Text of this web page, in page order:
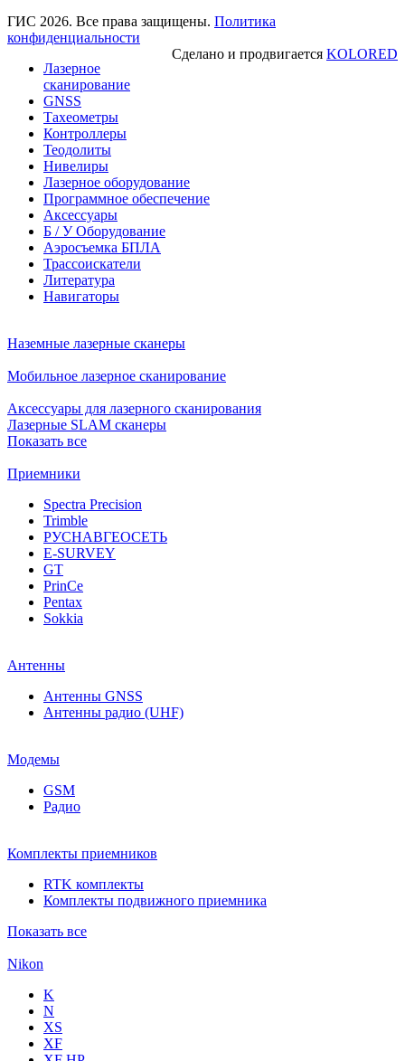
ГИС 2026. Все права защищены. Политика
конфиденциальности
Сделано и продвигается KOLORED
Лазерное
сканирование
GNSS
Тахеометры
Контроллеры
Теодолиты
Нивелиры
Лазерное оборудование
Программное обеспечение
Аксессуары
Б / У Оборудование
Аэросъемка БПЛА
Трассоискатели
Литература
Навигаторы
Наземные лазерные сканеры
Мобильное лазерное сканирование
Аксессуары для лазерного сканирования
Лазерные SLAM сканеры
Показать все
Приемники
Spectra Precision
Trimble
РУСНАВГЕОСЕТЬ
E-SURVEY
GT
PrinCe
Pentax
Sokkia
Антенны
Антенны GNSS
Антенны радио (UHF)
Модемы
GSM
Радио
Комплекты приемников
RTK комплекты
Комплекты подвижного приемника
Показать все
Nikon
K
N
XS
XF